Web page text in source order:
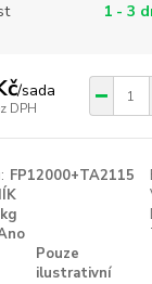
1 - 3
/sada
DPH
FP12000+TA2115
Pouze
ilustrativní